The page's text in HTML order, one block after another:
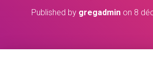
Published by gregadmin on 8